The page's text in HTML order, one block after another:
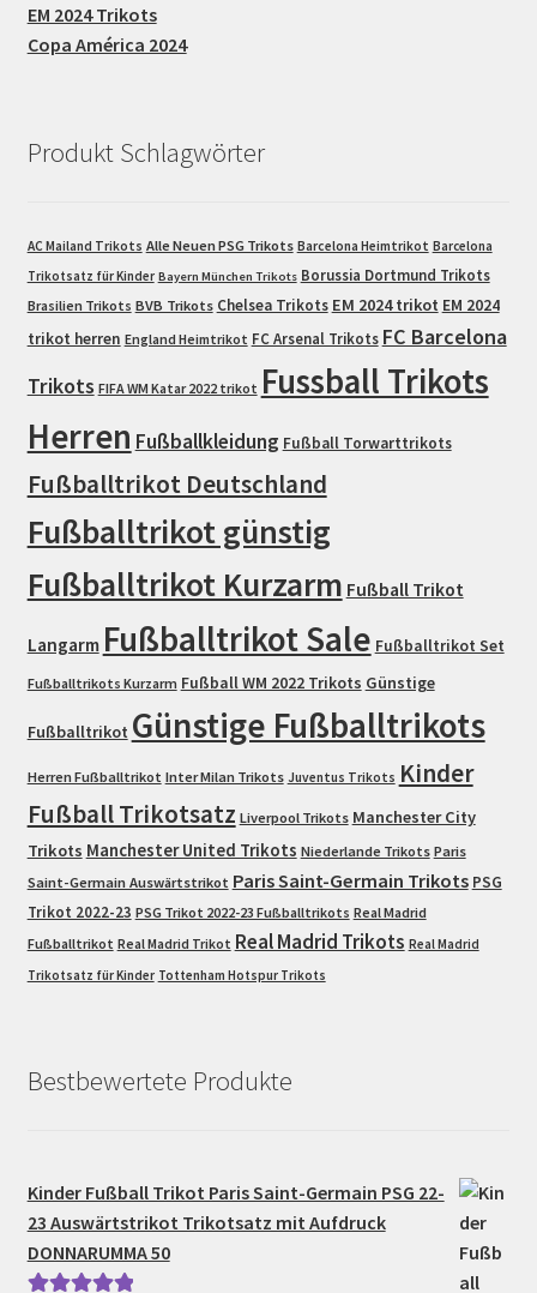
EM 2024 Trikots
Copa América 2024
Produkt Schlagwörter
AC Mailand Trikots Alle Neuen PSG Trikots Barcelona Heimtrikot Barcelona
Trikotsatz für Kinder Bayern München Trikots Borussia Dortmund Trikots
Brasilien Trikots BVB Trikots Chelsea Trikots EM 2024 trikot EM 2024
trikot herren England Heimtrikot FC Arsenal Trikots FC Barcelona
Trikots FIFA WM Katar 2022 trikot Fussball Trikots
Herren Fußballkleidung Fußball Torwarttrikots
Fußballtrikot Deutschland
Fußballtrikot günstig
Fußballtrikot Kurzarm Fußball Trikot
Langarm Fußballtrikot Sale Fußballtrikot Set
Fußballtrikots Kurzarm Fußball WM 2022 Trikots Günstige
Fußballtrikot Günstige Fußballtrikots
Herren Fußballtrikot Inter Milan Trikots Juventus Trikots Kinder
Fußball Trikotsatz Liverpool Trikots Manchester City
Trikots Manchester United Trikots Niederlande Trikots Paris
Saint-Germain Auswärtstrikot Paris Saint-Germain Trikots PSG
Trikot 2022-23 PSG Trikot 2022-23 Fußballtrikots Real Madrid
Fußballtrikot Real Madrid Trikot Real Madrid Trikots Real Madrid
Trikotsatz für Kinder Tottenham Hotspur Trikots
Bestbewertete Produkte
Kinder Fußball Trikot Paris Saint-Germain PSG 22-
23 Auswärtstrikot Trikotsatz mit Aufdruck
DONNARUMMA 50